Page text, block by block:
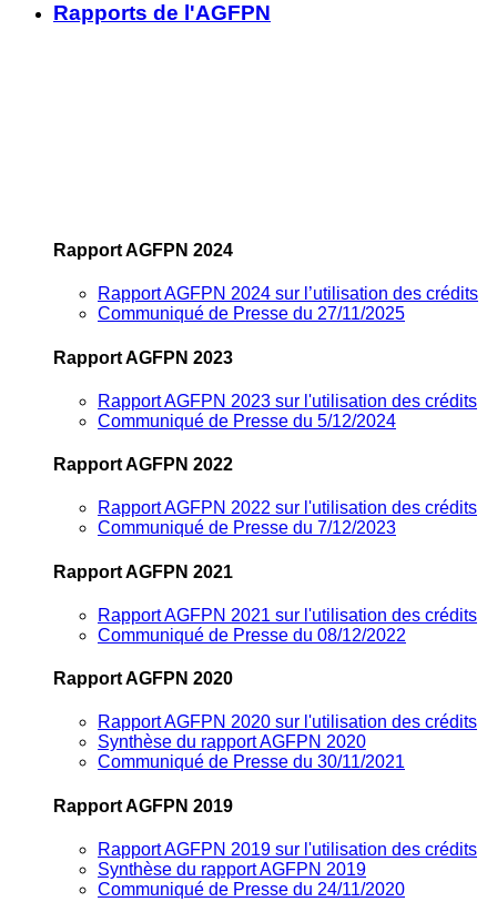
Rapports de l'AGFPN
Rapport AGFPN 2024
Rapport AGFPN 2024 sur l’utilisation des crédits
Communiqué de Presse du 27/11/2025
Rapport AGFPN 2023
Rapport AGFPN 2023 sur l'utilisation des crédits
Communiqué de Presse du 5/12/2024
Rapport AGFPN 2022
Rapport AGFPN 2022 sur l'utilisation des crédits
Communiqué de Presse du 7/12/2023
Rapport AGFPN 2021
Rapport AGFPN 2021 sur l'utilisation des crédits
Communiqué de Presse du 08/12/2022
Rapport AGFPN 2020
Rapport AGFPN 2020 sur l'utilisation des crédits
Synthèse du rapport AGFPN 2020
Communiqué de Presse du 30/11/2021
Rapport AGFPN 2019
Rapport AGFPN 2019 sur l'utilisation des crédits
Synthèse du rapport AGFPN 2019
Communiqué de Presse du 24/11/2020